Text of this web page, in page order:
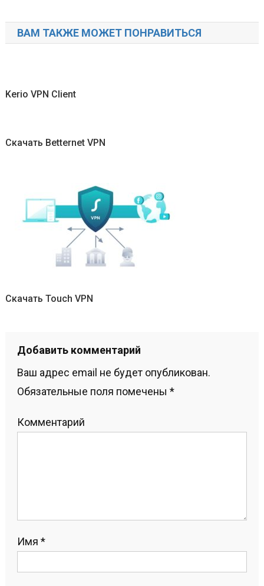
ВАМ ТАКЖЕ МОЖЕТ ПОНРАВИТЬСЯ
Kerio VPN Client
Скачать Betternet VPN
Скачать Touch VPN
Добавить комментарий
Ваш адрес email не будет опубликован.
Обязательные поля помечены *
Комментарий
Имя *